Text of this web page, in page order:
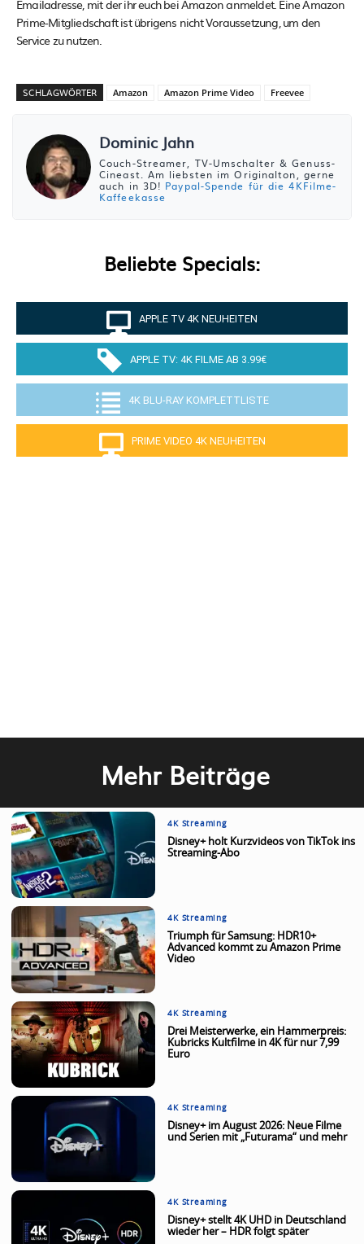
Emailadresse, mit der ihr euch bei Amazon anmeldet. Eine Amazon
Prime-Mitgliedschaft ist übrigens nicht Voraussetzung, um den
Service zu nutzen.
SCHLAGWÖRTER Amazon Amazon Prime Video Freevee
Dominic Jahn
Couch-Streamer, TV-Umschalter & Genuss-
Cineast. Am liebsten im Originalton, gerne
auch in 3D! Paypal-Spende für die 4KFilme-
Kaffeekasse
Beliebte Specials:
APPLE TV 4K NEUHEITEN
APPLE TV: 4K FILME AB 3.99€
4K BLU-RAY KOMPLETTLISTE
PRIME VIDEO 4K NEUHEITEN
Mehr Beiträge
4K Streaming
Disney+ holt Kurzvideos von TikTok ins
Streaming-Abo
4K Streaming
Triumph für Samsung: HDR10+
Advanced kommt zu Amazon Prime
Video
4K Streaming
Drei Meisterwerke, ein Hammerpreis:
Kubricks Kultfilme in 4K für nur 7,99
Euro
4K Streaming
Disney+ im August 2026: Neue Filme
und Serien mit „Futurama“ und mehr
4K Streaming
Disney+ stellt 4K UHD in Deutschland
wieder her – HDR folgt später